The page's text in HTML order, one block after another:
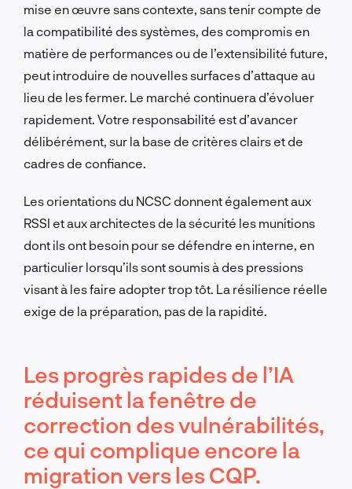
mise en œuvre sans contexte, sans tenir compte de
la compatibilité des systèmes, des compromis en
matière de performances ou de l’extensibilité future,
peut introduire de nouvelles surfaces d’attaque au
lieu de les fermer. Le marché continuera d’évoluer
rapidement. Votre responsabilité est d’avancer
délibérément, sur la base de critères clairs et de
cadres de confiance.
Les orientations du NCSC donnent également aux
RSSI et aux architectes de la sécurité les munitions
dont ils ont besoin pour se défendre en interne, en
particulier lorsqu’ils sont soumis à des pressions
visant à les faire adopter trop tôt. La résilience réelle
exige de la préparation, pas de la rapidité.
Les progrès rapides de l’IA
réduisent la fenêtre de
correction des vulnérabilités,
ce qui complique encore la
migration vers les CQP.